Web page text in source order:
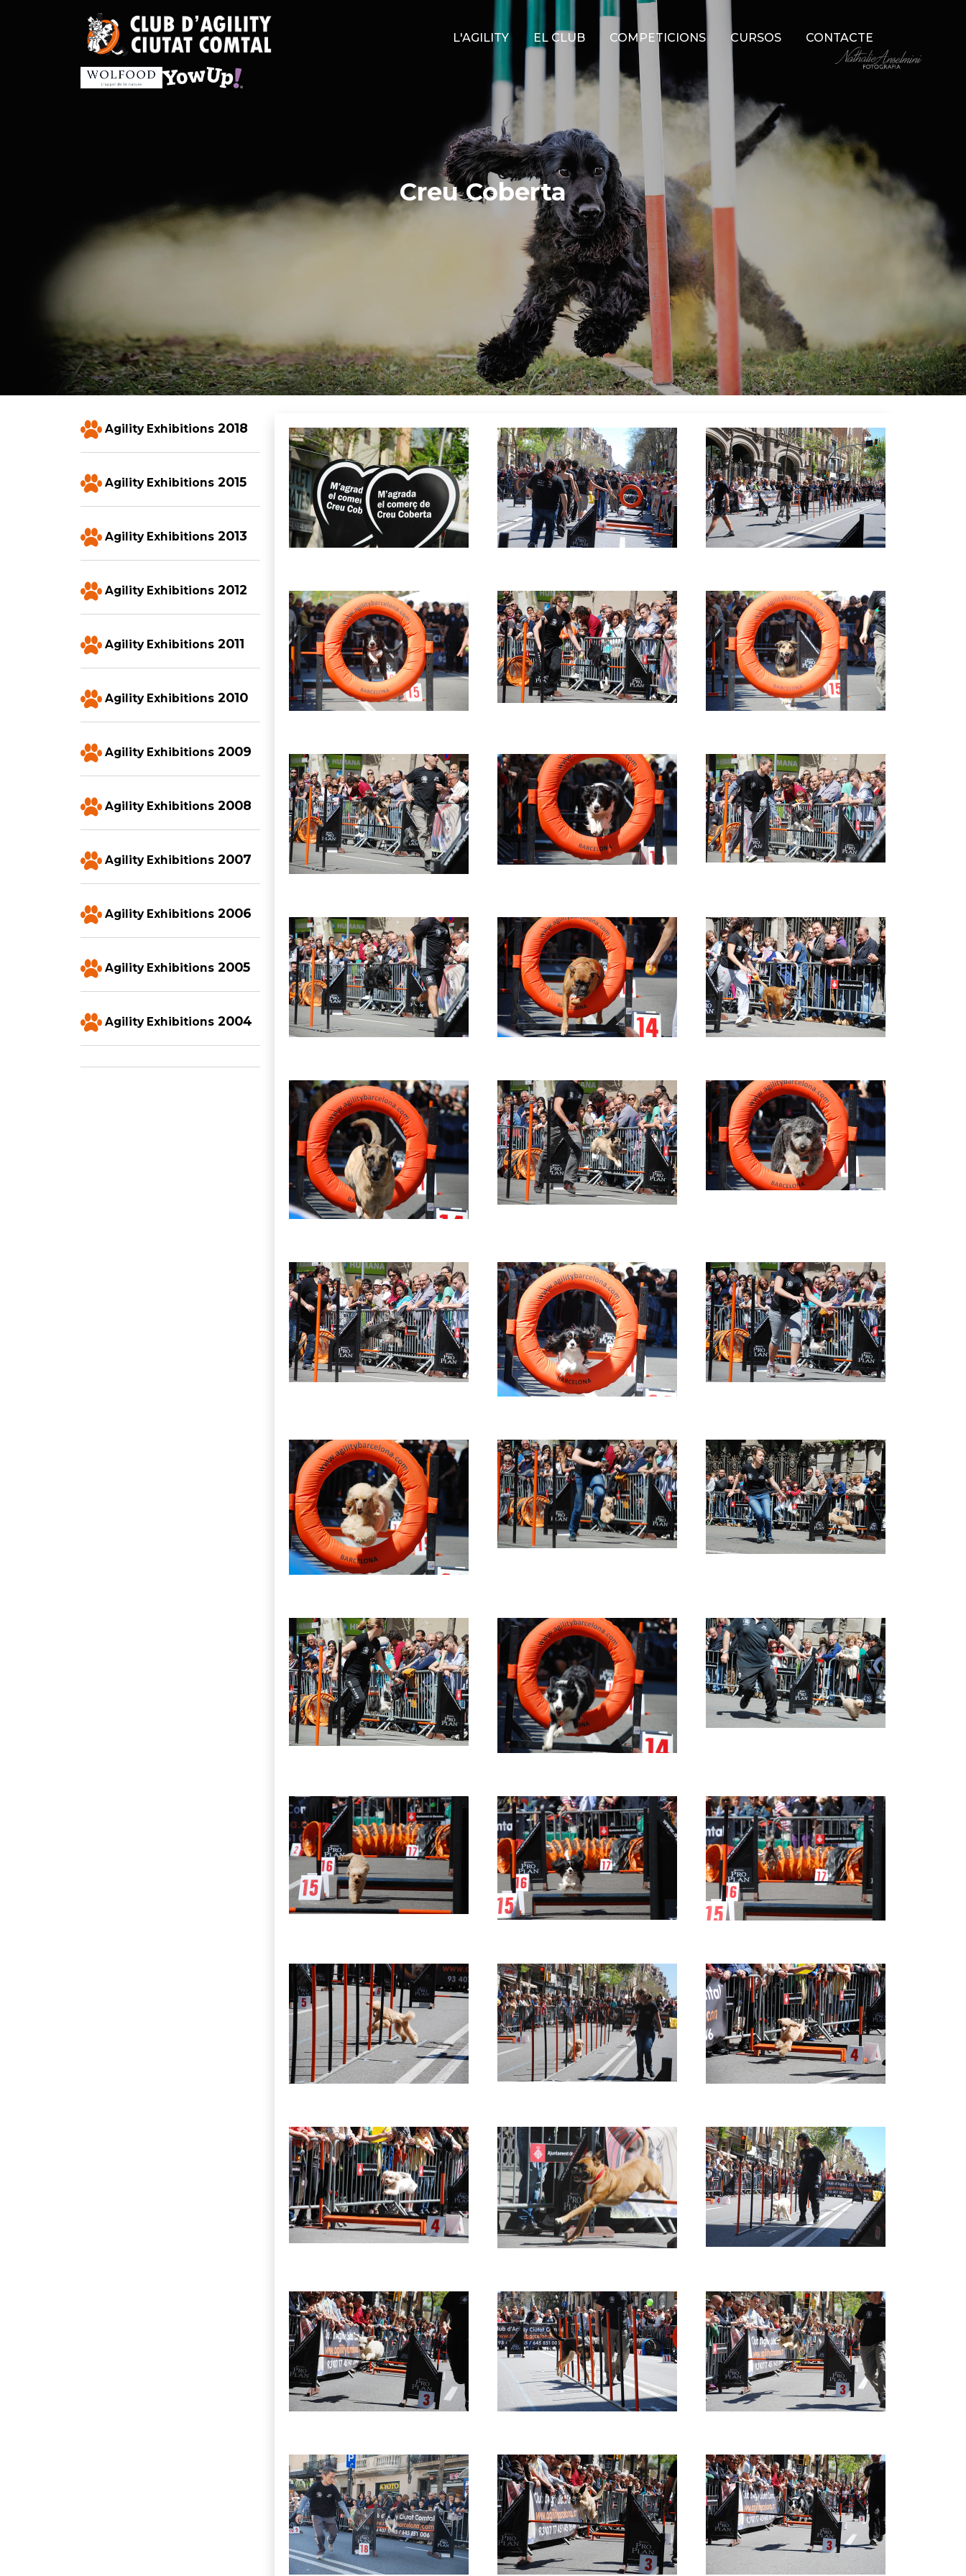
navigation
L'AGILITY EL CLUB COMPETICIONS CURSOS CONTACTE
Creu Coberta
Agility Exhibitions 2018
Agility Exhibitions 2015
Agility Exhibitions 2013
Agility Exhibitions 2012
Agility Exhibitions 2011
Agility Exhibitions 2010
Agility Exhibitions 2009
Agility Exhibitions 2008
Agility Exhibitions 2007
Agility Exhibitions 2006
Agility Exhibitions 2005
Agility Exhibitions 2004
Imatge Imatge Imatge
Imatge Imatge Imatge
Imatge Imatge Imatge
Imatge Imatge Imatge
Imatge Imatge Imatge
Imatge Imatge Imatge
Imatge Imatge Imatge
Imatge Imatge Imatge
Imatge Imatge Imatge
Imatge Imatge Imatge
Imatge Imatge Imatge
Imatge Imatge Imatge
Imatge Imatge Imatge